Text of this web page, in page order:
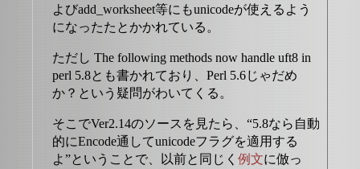
よびadd_worksheet等にもunicodeが使えるよう
になったたとかかれている。
ただし The following methods now handle uft8 in
perl 5.8とも書かれており、Perl 5.6じゃだめ
か？という疑問がわいてくる。
そこでVer2.14のソースを見たら、“5.8なら自動
的にEncode通してunicodeフラグを適用する
よ”ということで、以前と同じく 例文に倣っ